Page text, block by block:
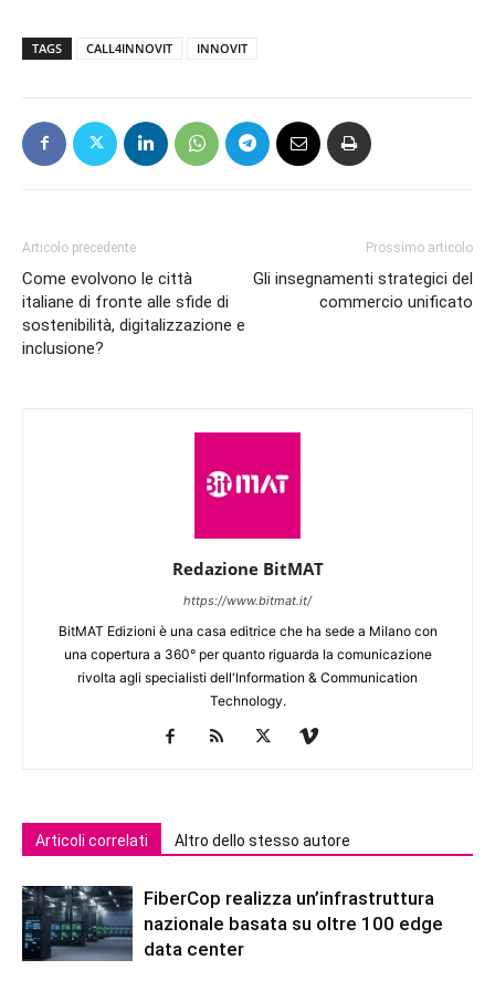
TAGS CALL4INNOVIT INNOVIT
Articolo precedente
Come evolvono le città
italiane di fronte alle sfide di
sostenibilità, digitalizzazione e
inclusione?
Prossimo articolo
Gli insegnamenti strategici del
commercio unificato
Redazione BitMAT
https://www.bitmat.it/
BitMAT Edizioni è una casa editrice che ha sede a Milano con
una copertura a 360° per quanto riguarda la comunicazione
rivolta agli specialisti dell'lnformation & Communication
Technology.
Articoli correlati Altro dello stesso autore
FiberCop realizza un’infrastruttura
nazionale basata su oltre 100 edge
data center